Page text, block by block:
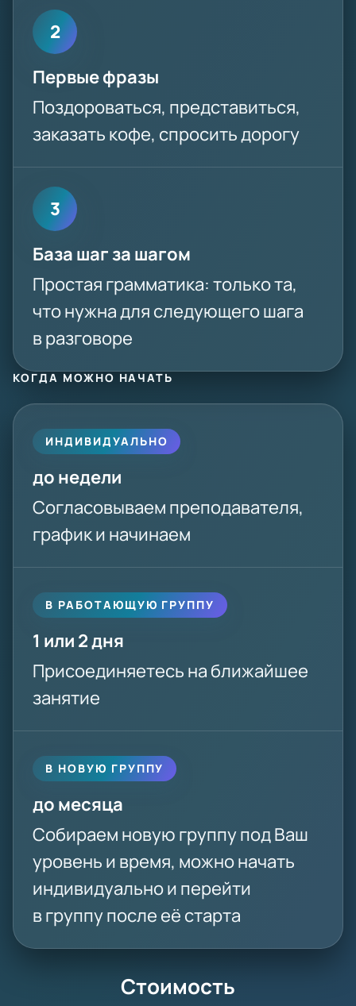
2
Первые фразы
Поздороваться, представиться,
заказать кофе, спросить дорогу
3
База шаг за шагом
Простая грамматика: только та,
что нужна для следующего шага
в разговоре
КОГДА МОЖНО НАЧАТЬ
ИНДИВИДУАЛЬНО
до недели
Согласовываем преподавателя,
график и начинаем
В РАБОТАЮЩУЮ ГРУППУ
1 или 2 дня
Присоединяетесь на ближайшее
занятие
В НОВУЮ ГРУППУ
до месяца
Собираем новую группу под Ваш
уровень и время, можно начать
индивидуально и перейти
в группу после её старта
Стоимость